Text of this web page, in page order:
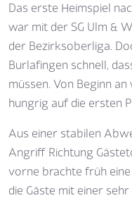
Das erste Heimspiel
war mit der SG Ulm &
der Bezirksoberliga.
Burlafingen schnell,
müssen. Von Beginn
hungrig auf die ersten
Aus einer stabilen
Angriff Richtung
vorne brachte früh
die Gäste mit einer